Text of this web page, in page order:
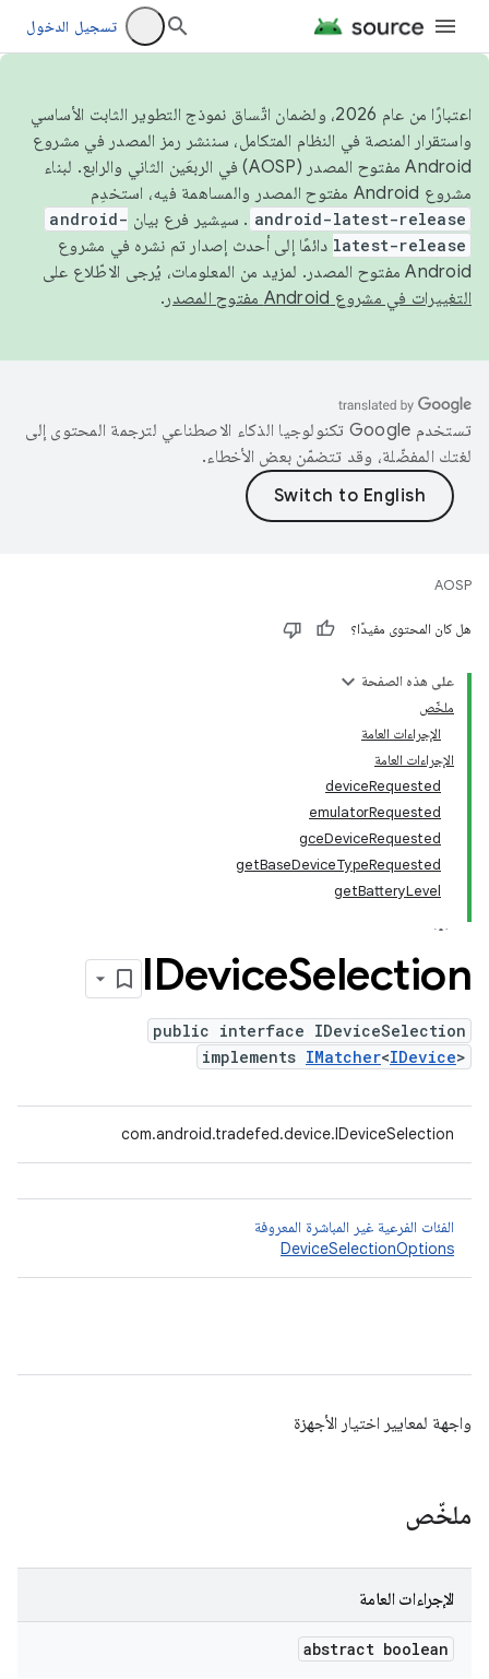
تسجيل الدخول
اعتبارًا من عام 2026، ولضمان اتّساق نموذج التطوير الثابت الأساسي
واستقرار المنصة في النظام المتكامل، سننشر رمز المصدر في مشروع
Android مفتوح المصدر (AOSP) في الربعَين الثاني والرابع. لبناء
مشروع Android مفتوح المصدر والمساهمة فيه، استخدِم
android-latest-release . سيشير فرع بيان android-
latest-release دائمًا إلى أحدث إصدار تم نشره في مشروع
Android مفتوح المصدر. لمزيد من المعلومات، يُرجى الاطّلاع على
التغييرات في مشروع Android مفتوح المصدر
.
تستخدم Google تكنولوجيا الذكاء الاصطناعي لترجمة المحتوى إلى
لغتك المفضّلة، وقد تتضمّن بعض الأخطاء.
AOSP
هل كان المحتوى مفيدًا؟
على هذه الصفحة
ملخّص
الإجراءات العامة
الإجراءات العامة
deviceRequested
emulatorRequested
gceDeviceRequested
getBaseDeviceTypeRequested
getBatteryLevel
IDeviceSelection
public interface IDeviceSelection
implements IMatcher<IDevice>
com.android.tradefed.device.IDeviceSelection
الفئات الفرعية غير المباشرة المعروفة
DeviceSelectionOptions
واجهة لمعايير اختيار الأجهزة
ملخّص
الإجراءات العامة
abstract boolean